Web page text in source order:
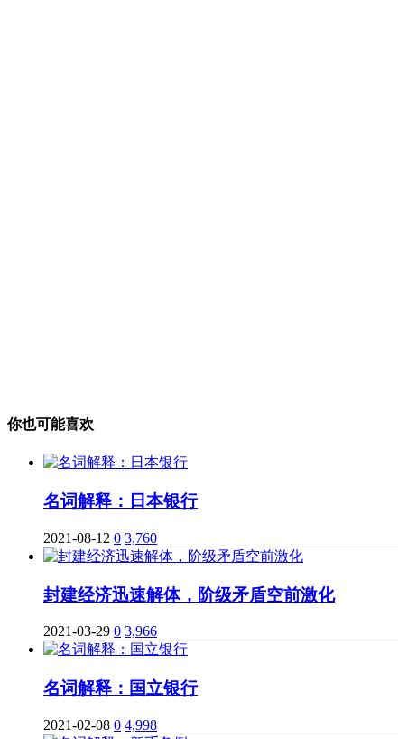
你也可能喜欢
名词解释：日本银行
2021-08-12 0 3,760
封建经济迅速解体，阶级矛盾空前激化
2021-03-29 0 3,966
名词解释：国立银行
2021-02-08 0 4,998